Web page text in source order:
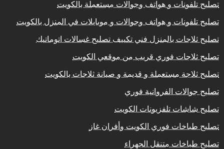
تصليح تلفونات و هواتف وجوالات مستعملة بالكويت
تصليح تلفونات و هواتف وجوالات و موبايلات في المنزل بالكويت
تصليح ثلاجات بالمنزل فني تكييف تصليح غسالات اتوماتيك
تصليح ثلاجات فوري قريب من موقعي الكويت
تصليح ثلاجة مستعملة و قديمة و صيانة ثلاجات بالكويت
تصليح جوالات الفروانية فوري
تصليح شاشات تلفزيونات الكويت
تصليح طباخات فوري الكويت وأفران غاز
تصليح طباخات متنقل الجهراء